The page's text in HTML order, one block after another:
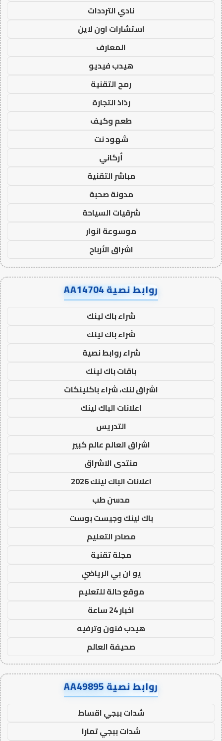
نادي الترددات
استشارات اون لاين
المعارف
هيدب فيديو
رمح التقنية
رذاذ التجارة
طعم وكيف
شهود نت
أركاني
مباشر التقنية
مدونة صحبة
شرقيات السياحة
موسوعة انوار
اشراق الأرباح
روابط نصية AA14704
شراء باك لينك
شراء باك لينك
شراء روابط نصية
باقات باك لينك
اشراق لنك، شراء باكلينكات
اعلانات الباك لينك
التدريس
اشراق العالم عالم كبير
منتدى الاشراق
اعلانات الباك لينك 2026
مدسن طب
باك لينك وجيست بوست
مصادر التعليم
مجلة تقنية
يو ان بي الرياضي
موقع حالة للتعليم
اخبار 24 ساعة
هيدب فنون وترفيه
صحيفة العالم
روابط نصية AA49895
شدات ببجي اقساط
شدات ببجي تمارا